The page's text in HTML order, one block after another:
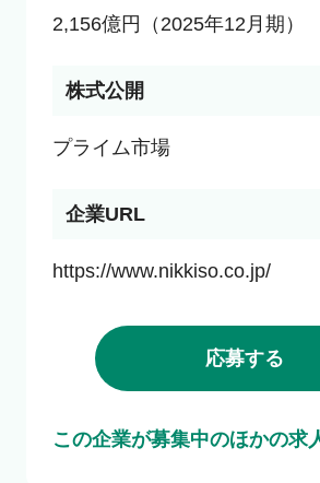
2,156億円（2025年12月期）
株式公開
プライム市場
企業URL
https://www.nikkiso.co.jp/
応募する
この企業が募集中のほかの求